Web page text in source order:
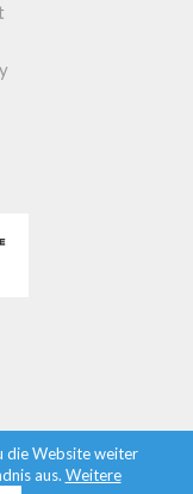
die Website weiter
aus. Weitere